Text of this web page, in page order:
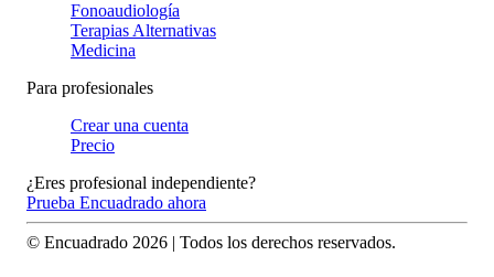
Fonoaudiología
Terapias Alternativas
Medicina
Para profesionales
Crear una cuenta
Precio
¿Eres profesional independiente?
Prueba Encuadrado ahora
© Encuadrado 2026 | Todos los derechos reservados.